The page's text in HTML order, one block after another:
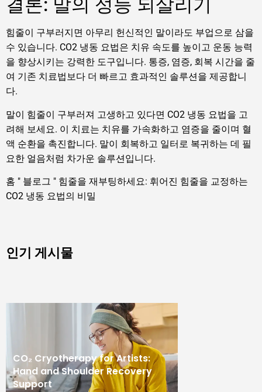
결론: 말의 성능 되살리기
힘줄이 구부러지면 아무리 헌신적인 말이라도 부업으로 삼을
수 있습니다. CO2 냉동 요법은 치유 속도를 높이고 운동 능력
을 향상시키는 강력한 도구입니다. 통증, 염증, 회복 시간을 줄
여 기존 치료법보다 더 빠르고 효과적인 솔루션을 제공합니
다.
말이 힘줄이 구부러져 고생하고 있다면 CO2 냉동 요법을 고
려해 보세요. 이 치료는 치유를 가속화하고 염증을 줄이며 혈
액 순환을 촉진합니다. 말이 회복하고 일터로 복귀하는 데 필
요한 얼음처럼 차가운 솔루션입니다.
홈 " 블로그 " 힘줄을 재부팅하세요: 휘어진 힘줄을 교정하는
CO2 냉동 요법의 비밀
인기 게시물
CO₂ Cryotherapy for Artists:
Hand and Shoulder Recovery
Support